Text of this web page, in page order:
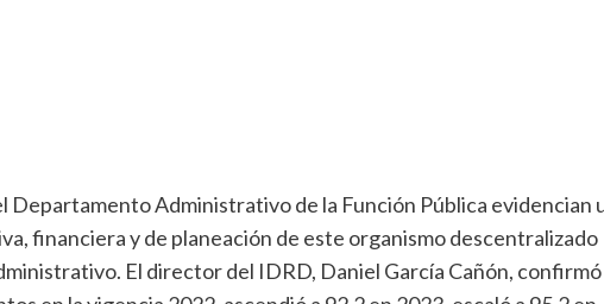
Departamento Administrativo de la Función Pública evidencian
financiera y de planeación de este organismo descentralizado
El director del IDRD, Daniel García Cañón, confirmó